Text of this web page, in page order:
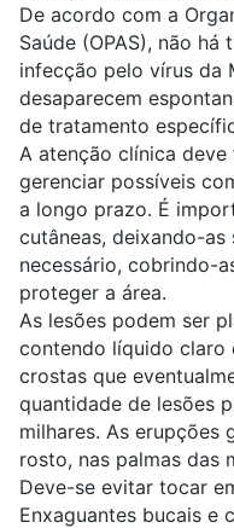
De acordo com a
Saúde (OPAS), não
infecção pelo vírus da
desaparecem
de tratamento
A atenção clínica
gerenciar possíveis
a longo prazo. É
cutâneas, deixando-as
necessário, cobrindo-
proteger a área.
As lesões podem ser
contendo líquido claro
crostas que
quantidade de lesões
milhares. As erupções
rosto, nas palmas das
Deve-se evitar tocar
Enxaguantes bucais e